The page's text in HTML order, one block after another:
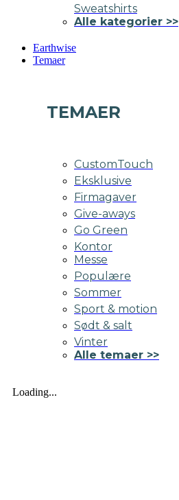
Sweatshirts
Alle kategorier >>
Earthwise
Temaer
TEMAER
CustomTouch
Eksklusive
Firmagaver
Give-aways
Go Green
Kontor
Messe
Populære
Sommer
Sport & motion
Sødt & salt
Vinter
Alle temaer >>
Loading...